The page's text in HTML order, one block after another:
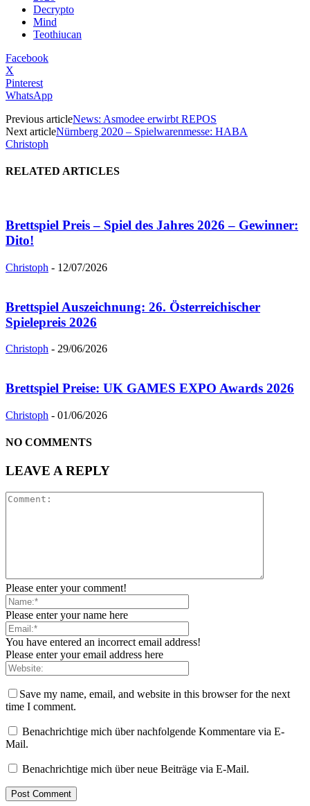
Decrypto
Mind
Teothiucan
Facebook
X
Pinterest
WhatsApp
Previous articleNews: Asmodee erwirbt REPOS
Next articleNürnberg 2020 – Spielwarenmesse: HABA
Christoph
RELATED ARTICLES
Brettspiel Preis – Spiel des Jahres 2026 – Gewinner:
Dito!
Christoph - 12/07/2026
Brettspiel Auszeichnung: 26. Österreichischer
Spielepreis 2026
Christoph - 29/06/2026
Brettspiel Preise: UK GAMES EXPO Awards 2026
Christoph - 01/06/2026
NO COMMENTS
LEAVE A REPLY
Please enter your comment!
Please enter your name here
You have entered an incorrect email address!
Please enter your email address here
Save my name, email, and website in this browser for the next
time I comment.
Benachrichtige mich über nachfolgende Kommentare via E-
Mail.
Benachrichtige mich über neue Beiträge via E-Mail.